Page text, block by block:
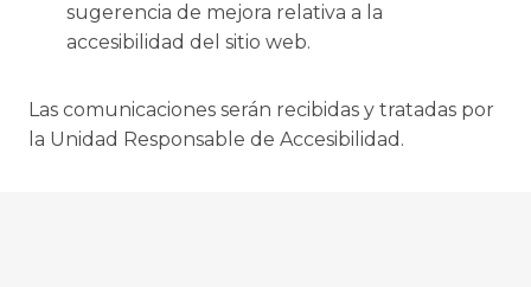
sugerencia de mejora relativa a la
accesibilidad del sitio web.
Las comunicaciones serán recibidas y tratadas por
la Unidad Responsable de Accesibilidad.